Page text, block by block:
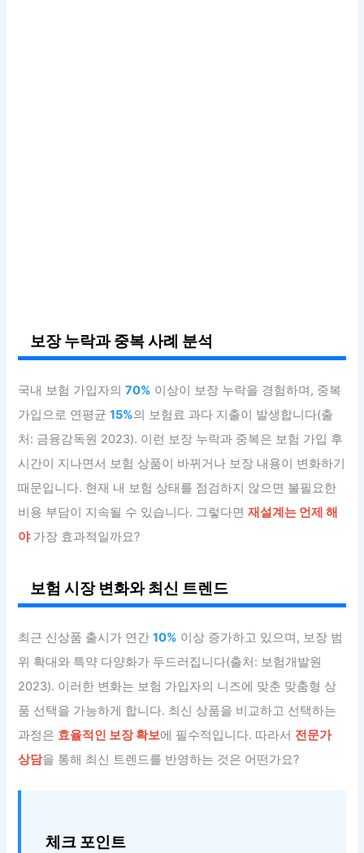
보장 누락과 중복 사례 분석
국내 보험 가입자의70% 이상이 보장 누락을 경험하며, 중복
가입으로 연평균15%의 보험료 과다 지출이 발생합니다(출
처: 금융감독원 2023). 이런 보장 누락과 중복은 보험 가입 후
시간이 지나면서 보험 상품이 바뀌거나 보장 내용이 변화하기
때문입니다. 현재 내 보험 상태를 점검하지 않으면 불필요한
비용 부담이 지속될 수 있습니다. 그렇다면재설계는 언제 해
야가장 효과적일까요?
보험 시장 변화와 최신 트렌드
최근 신상품 출시가 연간10% 이상 증가하고 있으며, 보장 범
위 확대와 특약 다양화가 두드러집니다(출처: 보험개발원
2023). 이러한 변화는 보험 가입자의 니즈에 맞춘 맞춤형 상
품 선택을 가능하게 합니다. 최신 상품을 비교하고 선택하는
과정은 효율적인 보장 확보에 필수적입니다. 따라서 전문가
상담을 통해 최신 트렌드를 반영하는 것은 어떤가요?
체크 포인트